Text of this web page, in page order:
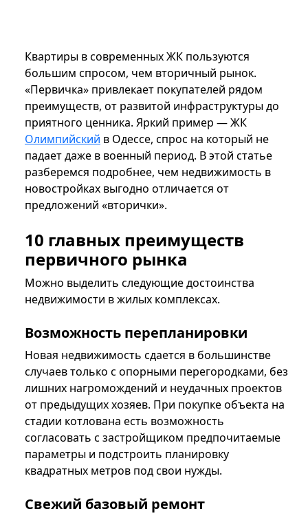
Квартиры в современных ЖК пользуются
большим спросом, чем вторичный рынок.
«Первичка» привлекает покупателей рядом
преимуществ, от развитой инфраструктуры до
приятного ценника. Яркий пример — ЖК
Олимпийский в Одессе, спрос на который не
падает даже в военный период. В этой статье
разберемся подробнее, чем недвижимость в
новостройках выгодно отличается от
предложений «вторички».
10 главных преимуществ
первичного рынка
Можно выделить следующие достоинства
недвижимости в жилых комплексах.
Возможность перепланировки
Новая недвижимость сдается в большинстве
случаев только с опорными перегородками, без
лишних нагромождений и неудачных проектов
от предыдущих хозяев. При покупке объекта на
стадии котлована есть возможность
согласовать с застройщиком предпочитаемые
параметры и подстроить планировку
квадратных метров под свои нужды.
Свежий базовый ремонт